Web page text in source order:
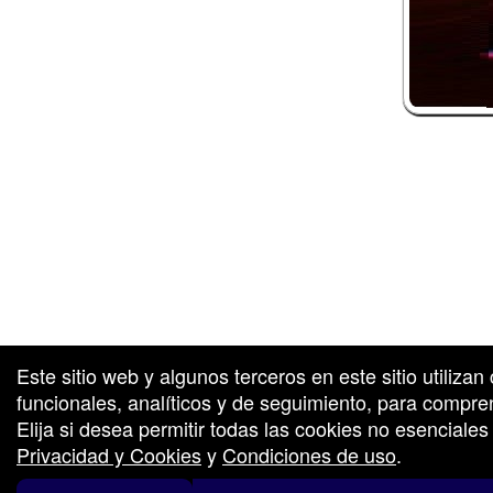
Este sitio web y algunos terceros en este sitio
funcionales, analíticos y de seguimiento, para
Elija si desea permitir todas las cookies no
Privacidad y CookiesyCondiciones de uso.